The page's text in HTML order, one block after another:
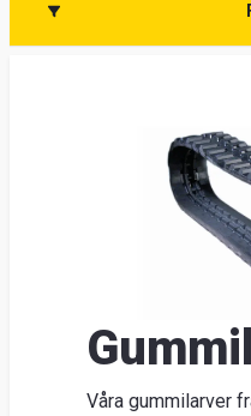
Våra gummilarver